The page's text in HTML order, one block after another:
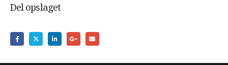
Del opslaget